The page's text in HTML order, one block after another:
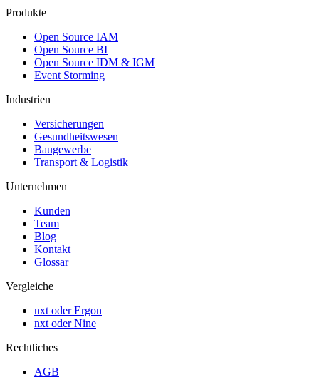
Produkte
Open Source IAM
Open Source BI
Open Source IDM & IGM
Event Storming
Industrien
Versicherungen
Gesundheitswesen
Baugewerbe
Transport & Logistik
Unternehmen
Kunden
Team
Blog
Kontakt
Glossar
Vergleiche
nxt oder Ergon
nxt oder Nine
Rechtliches
AGB